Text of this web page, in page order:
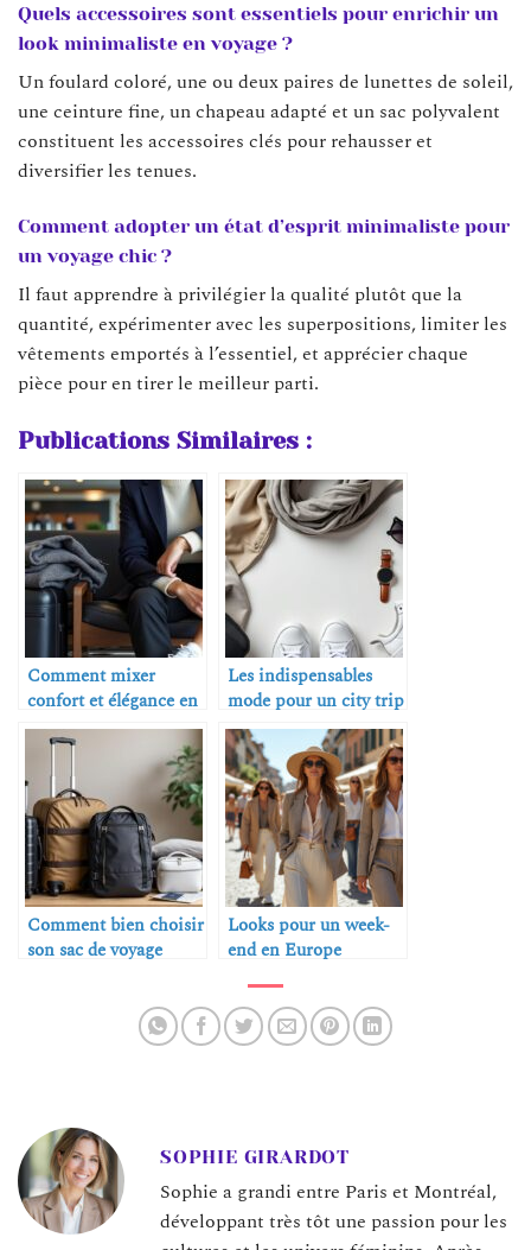
Quels accessoires sont essentiels pour enrichir un
look minimaliste en voyage ?
Un foulard coloré, une ou deux paires de lunettes de soleil,
une ceinture fine, un chapeau adapté et un sac polyvalent
constituent les accessoires clés pour rehausser et
diversifier les tenues.
Comment adopter un état d’esprit minimaliste pour
un voyage chic ?
Il faut apprendre à privilégier la qualité plutôt que la
quantité, expérimenter avec les superpositions, limiter les
vêtements emportés à l’essentiel, et apprécier chaque
pièce pour en tirer le meilleur parti.
Publications Similaires :
Comment mixer
confort et élégance en
voyage
Les indispensables
mode pour un city trip
Comment bien choisir
son sac de voyage
Looks pour un week-
end en Europe
SOPHIE GIRARDOT
Sophie a grandi entre Paris et Montréal,
développant très tôt une passion pour les